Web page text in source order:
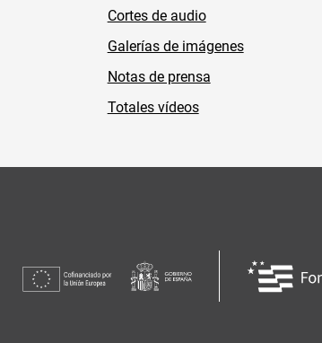
Cortes de audio
Galerías de imágenes
Notas de prensa
Totales vídeos